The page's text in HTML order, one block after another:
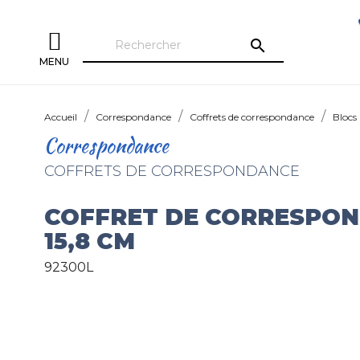
MENU
search
Accueil Correspondance Coffrets de correspondance Blocs
Correspondance
COFFRETS DE CORRESPONDANCE
COFFRET DE
15,8 CM
92300L